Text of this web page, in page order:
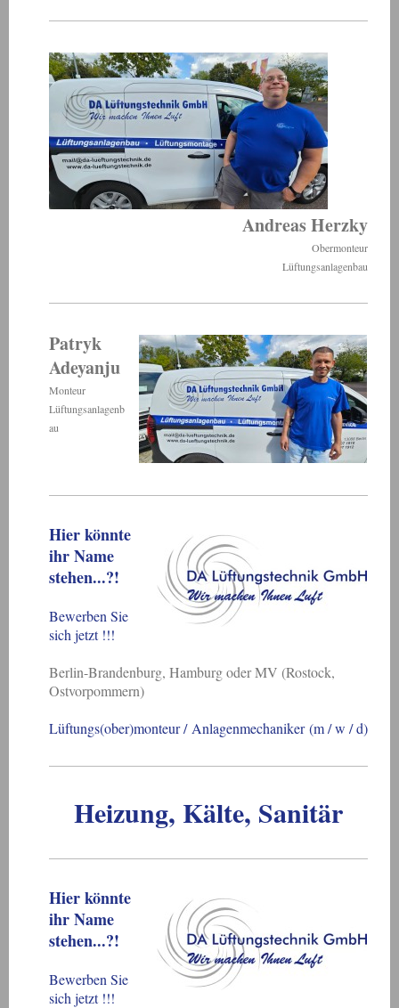
Andreas Herzky
Obermonteur
Lüftungsanlagenbau
Patryk
Adeyanju
Monteur
Lüftungsanlagenb
au
Hier könnte
ihr Name
stehen...?!
Bewerben Sie
sich jetzt !!!
Berlin-Brandenburg, Hamburg oder MV (Rostock,
Ostvorpommern)
Lüftungs(ober)monteur /Anlagenmechaniker(m / w / d)
Heizung, Kälte, Sanitär
Hier könnte
ihr Name
stehen...?!
Bewerben Sie
sich jetzt !!!